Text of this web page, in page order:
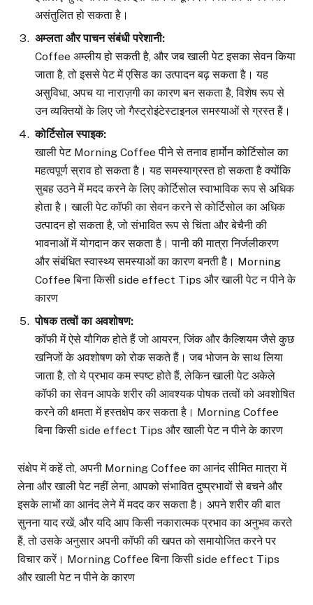
असंतुलित हो सकता है।
अम्लता और पाचन संबंधी परेशानी:
Coffee अम्लीय हो सकती है, और जब खाली पेट इसका सेवन किया
जाता है, तो इससे पेट में एसिड का उत्पादन बढ़ सकता है। यह
असुविधा, अपच या नाराज़गी का कारण बन सकता है, विशेष रूप से
उन व्यक्तियों के लिए जो गैस्ट्रोइंटेस्टाइनल समस्याओं से ग्रस्त हैं।
कोर्टिसोल स्पाइक:
खाली पेट Morning Coffee पीने से तनाव हार्मोन कोर्टिसोल का
महत्वपूर्ण स्राव हो सकता है। यह समस्याग्रस्त हो सकता है क्योंकि
सुबह उठने में मदद करने के लिए कोर्टिसोल स्वाभाविक रूप से अधिक
होता है। खाली पेट कॉफी का सेवन करने से कोर्टिसोल का अधिक
उत्पादन हो सकता है, जो संभावित रूप से चिंता और बेचैनी की
भावनाओं में योगदान कर सकता है। पानी की मात्रा निर्जलीकरण
और संबंधित स्वास्थ्य समस्याओं का कारण बनती है। Morning
Coffee बिना किसी side effect Tips और खाली पेट न पीने के
कारण
पोषक तत्वों का अवशोषण:
कॉफी में ऐसे यौगिक होते हैं जो आयरन, जिंक और कैल्शियम जैसे कुछ
खनिजों के अवशोषण को रोक सकते हैं। जब भोजन के साथ लिया
जाता है, तो ये प्रभाव कम स्पष्ट होते हैं, लेकिन खाली पेट अकेले
कॉफी का सेवन आपके शरीर की आवश्यक पोषक तत्वों को अवशोषित
करने की क्षमता में हस्तक्षेप कर सकता है। Morning Coffee
बिना किसी side effect Tips और खाली पेट न पीने के कारण
संक्षेप में कहें तो, अपनी Morning Coffee का आनंद सीमित मात्रा में
लेना और खाली पेट नहीं लेना, आपको संभावित दुष्प्रभावों से बचने और
इसके लाभों का आनंद लेने में मदद कर सकता है। अपने शरीर की बात
सुनना याद रखें, और यदि आप किसी नकारात्मक प्रभाव का अनुभव करते
हैं, तो उसके अनुसार अपनी कॉफी की खपत को समायोजित करने पर
विचार करें। Morning Coffee बिना किसी side effect Tips
और खाली पेट न पीने के कारण